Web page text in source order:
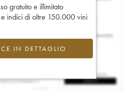
gratuito e illimitato
e indici di oltre 150.000 vini
IN DETTAGLIO